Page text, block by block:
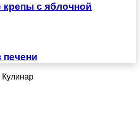
крепы с яблочной